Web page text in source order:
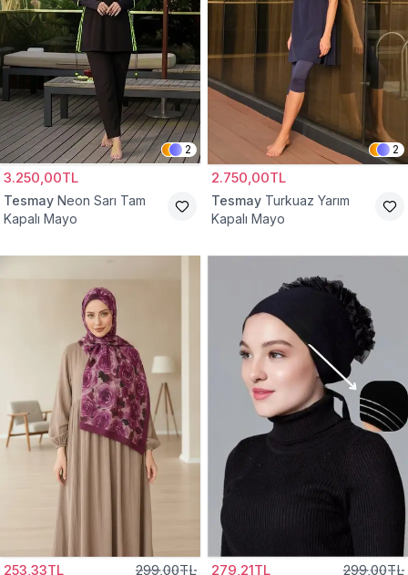
2
3.250,00TL
Tesmay Neon Sarı Tam
Kapalı Mayo
2
2.750,00TL
Tesmay Turkuaz Yarım
Kapalı Mayo
253,33TL 299,00TL 279,21TL 299,00TL